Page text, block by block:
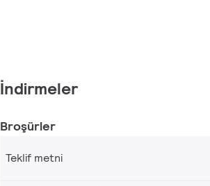
İndirmeler
Broşürler
Teklif metni